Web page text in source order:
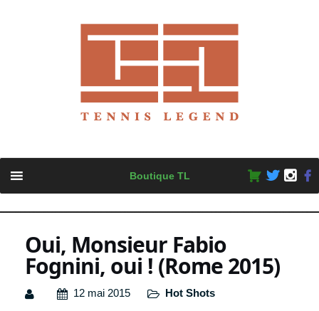
content
Boutique TL
Oui, Monsieur Fabio
Fognini, oui ! (Rome 2015)
12 mai 2015 Hot Shots